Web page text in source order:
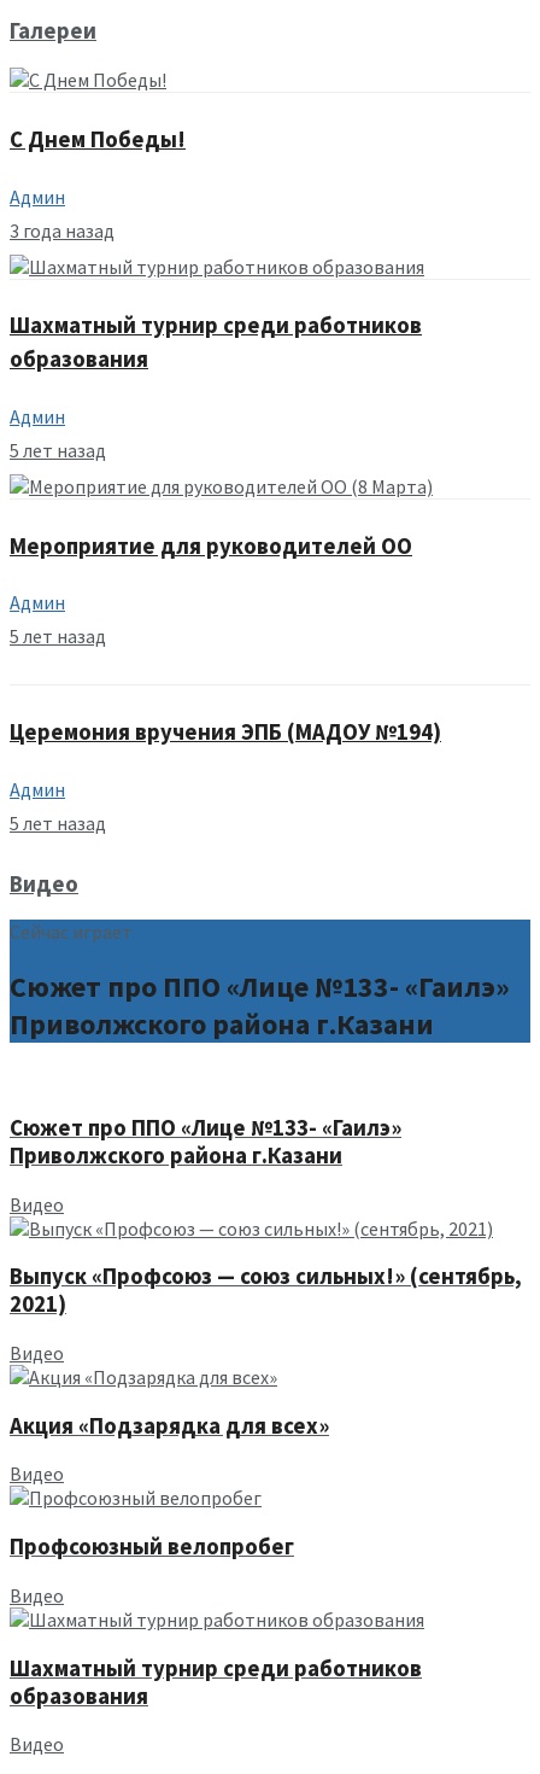
Галереи
С Днем Победы!
Админ
3 года назад
Шахматный турнир среди работников
образования
Админ
5 лет назад
Мероприятие для руководителей ОО
Админ
5 лет назад
Церемония вручения ЭПБ (МАДОУ №194)
Админ
5 лет назад
Видео
Сейчас играет
Сюжет про ППО «Лице №133- «Гаилэ»
Приволжского района г.Казани
Сюжет про ППО «Лице №133- «Гаилэ»
Приволжского района г.Казани
Видео
Выпуск «Профсоюз — союз сильных!» (сентябрь,
2021)
Видео
Акция «Подзарядка для всех»
Видео
Профсоюзный велопробег
Видео
Шахматный турнир среди работников
образования
Видео